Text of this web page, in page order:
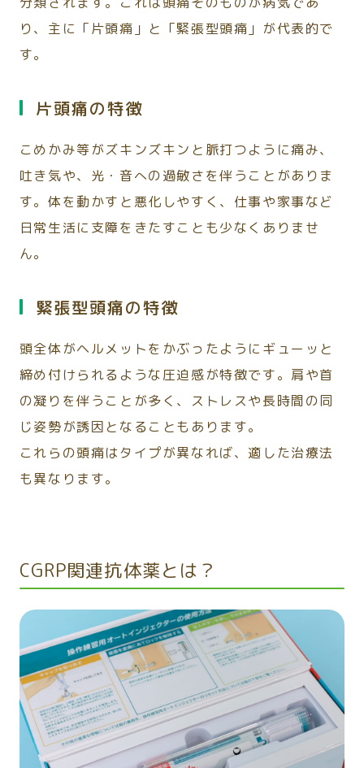
り、主に「片頭痛」と「緊張型頭痛」が代表的で
す。
片頭痛の特徴
こめかみ等がズキンズキンと脈打つように痛み、
吐き気や、光・音への過敏さを伴うことがありま
す。体を動かすと悪化しやすく、仕事や家事など
日常生活に支障をきたすことも少なくありませ
ん。
緊張型頭痛の特徴
頭全体がヘルメットをかぶったようにギューッと
締め付けられるような圧迫感が特徴です。肩や首
の凝りを伴うことが多く、ストレスや長時間の同
じ姿勢が誘因となることもあります。
これらの頭痛はタイプが異なれば、適した治療法
も異なります。
CGRP関連抗体薬とは？